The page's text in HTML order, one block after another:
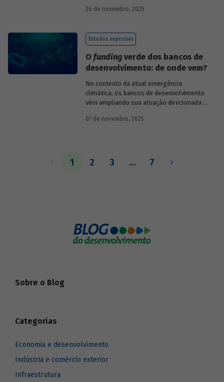
brasileiro, ocupando um espaço central
momentos de crise, como as de 2008 e
da Covid-19, e no combate à emergência
entanto, são necessárias sólidas fontes
de recursos.
26 de novembro, 2025
Estudos especiais
O fundingverde dos bancos de
desenvolvimento: de onde vem?
No contexto da atual emergência
climática, os bancos de desenvolvimento
vêm ampliando sua atuação direcionada à
e, consequentemente, buscado novas
bancos de desenvolvimento, comparando
07 de novembro, 2025
1 2 3 … 7
Sobre o Blog
Categorias
Economia e desenvolvimento
Indústria e comércio exterior
Infraestrutura